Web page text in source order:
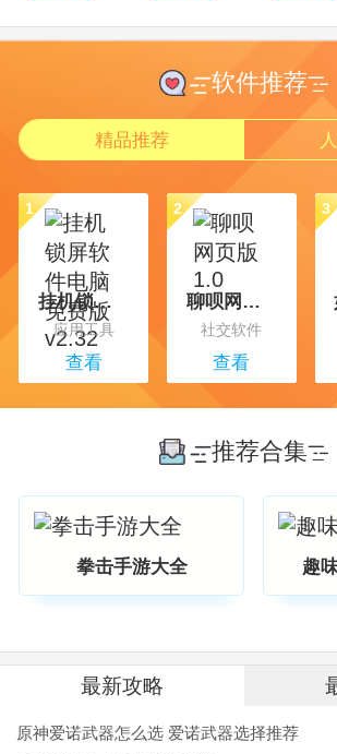
软件推荐
精品推荐
1
挂机锁屏软件电脑免费版 v2.32
应用工具
查看
2
聊呗网页版 1.0
社交软件
查看
3
三国杀
益智解谜
2 3
推荐合集
拳击手游大全 趣
最新攻略
原神爱诺武器怎么选 爱诺武器选择推荐